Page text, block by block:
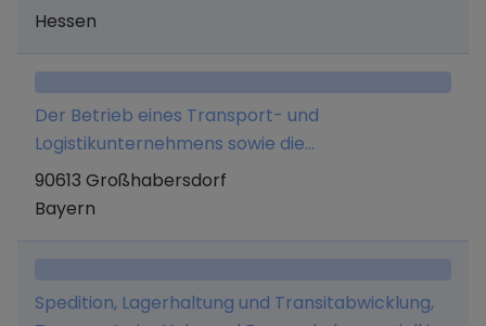
Hessen
Der Betrieb eines Transport- und
Logistikunternehmens sowie die
Fahrzeugvermietung an Selbstfahrer.
90613 Großhabersdorf
Bayern
Spedition, Lagerhaltung und Transitabwicklung,